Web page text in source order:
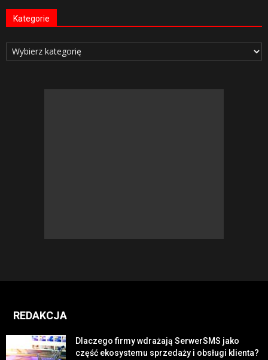
Kategorie
Kategorie
REDAKCJA
Dlaczego firmy wdrażają SerwerSMS jako
część ekosystemu sprzedaży i obsługi klienta?